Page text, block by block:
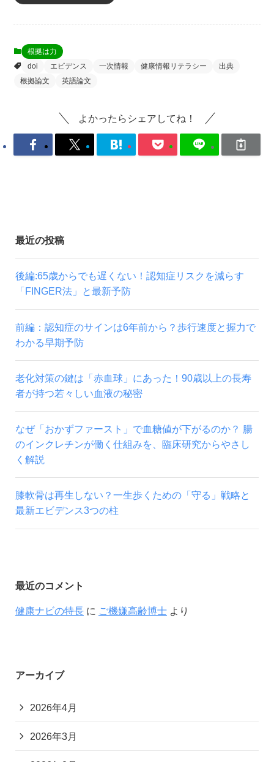
根拠は力
doi
エビデンス 一次情報 健康情報リテラシー
出典
根拠論文
英語論文
よかったらシェアしてね！
最近の投稿
後編:65歳からでも遅くない！認知症リスクを減らす
「FINGER法」と最新予防
前編：認知症のサインは6年前から？歩行速度と握力で
わかる早期予防
老化対策の鍵は「赤血球」にあった！90歳以上の長寿
者が持つ若々しい血液の秘密
なぜ「おかずファースト」で血糖値が下がるのか？ 腸
のインクレチンが働く仕組みを、臨床研究からやさし
く解説
膝軟骨は再生しない？一生歩くための「守る」戦略と
最新エビデンス3つの柱
最近のコメント
健康ナビの特長に ご機嫌高齢博士より
アーカイブ
2026年4月
2026年3月